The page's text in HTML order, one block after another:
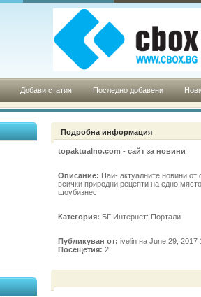
Добави статия Последно добавени
Подробна информация
topaktualno.com - сайт за новини
Описание: Най- актуалните новини от
всички природни рецепти на едно
шоубизнес
Категория: БГ Интернет: Портали
Публикуван от: ivelin на June 29, 2017
Посещетия: 2